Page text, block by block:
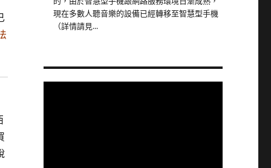
現在多數人聽音樂的設備已經轉移至智慧型手機
（詳情請見...